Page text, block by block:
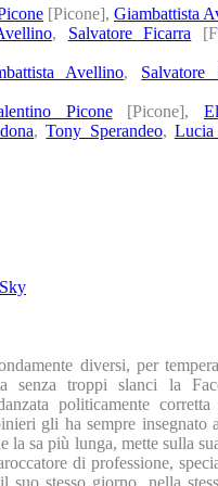
[Picone], Giambattista
, Salvatore Ficarra
Avellino, Salvatore
Picone[Picone],
,Tony Sperandeo, Lucia
Sky
diversi, per
senza troppi slanci la
politicamente
gli ha sempre insegnato
sa più lunga, mette sulla
di professione,
stesso giorno, nella